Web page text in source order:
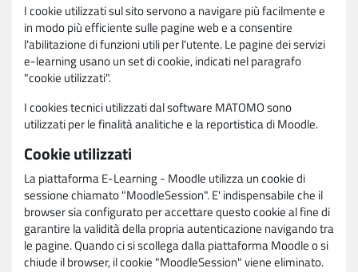
I cookie utilizzati sul sito servono a navigare più facilmente e
in modo più efficiente sulle pagine web e a consentire
l'abilitazione di funzioni utili per l'utente. Le pagine dei servizi
e-learning usano un set di cookie, indicati nel paragrafo
"cookie utilizzati".
I cookies tecnici utilizzati dal software MATOMO sono
utilizzati per le finalità analitiche e la reportistica di Moodle.
Cookie utilizzati
La piattaforma E-Learning - Moodle utilizza un cookie di
sessione chiamato "MoodleSession". E' indispensabile che il
browser sia configurato per accettare questo cookie al fine di
garantire la validità della propria autenticazione navigando tra
le pagine. Quando ci si scollega dalla piattaforma Moodle o si
chiude il browser, il cookie "MoodleSession" viene eliminato.